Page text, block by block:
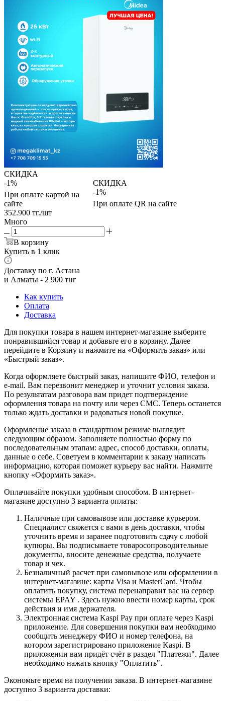
СКИДКА
-1%
При оплате картой на
сайте
СКИДКА
-1%
При оплате QR на сайте
352.900 тг./шт
Много
В корзину
Купить в 1 клик
Доставку по г. Астана
и Алматы - 2 900 тнг
Как купить
Оплата
Доставка
Для покупки товара в нашем интернет-магазине выберите
понравившийся товар и добавьте его в корзину. Далее
перейдите в Корзину и нажмите на «Оформить заказ» или
«Быстрый заказ».
Когда оформляете быстрый заказ, напишите ФИО, телефон и
e-mail. Вам перезвонит менеджер и уточнит условия заказа.
По результатам разговора вам придет подтверждение
оформления товара на почту или через СМС. Теперь останется
только ждать доставки и радоваться новой покупке.
Оформление заказа в стандартном режиме выглядит
следующим образом. Заполняете полностью форму по
последовательным этапам: адрес, способ доставки, оплаты,
данные о себе. Советуем в комментарии к заказу написать
информацию, которая поможет курьеру вас найти. Нажмите
кнопку «Оформить заказ».
Оплачивайте покупки удобным способом. В интернет-
магазине доступно 3 варианта оплаты:
Наличные при самовывозе или доставке курьером.
Специалист свяжется с вами в день доставки, чтобы
уточнить время и заранее подготовить сдачу с любой
купюры. Вы подписываете товаросопроводительные
документы, вносите денежные средства, получаете
товар и чек.
Безналичный расчет при самовывозе или оформлении в
интернет-магазине: карты Visa и MasterCard. Чтобы
оплатить покупку, система перенаправит вас на сервер
системы EPAY . Здесь нужно ввести номер карты, срок
действия и имя держателя.
Электронная система Kaspi Pay при оплате через Kaspi
приложение. Для совершения покупки вам необходимо
сообщить менеджеру ФИО и номер телефона, на
котором зарегистрировано приложение Kaspi. В
приложении вам придёт счёт в раздел "Платежи". Далее
необходимо нажать кнопку "Оплатить".
Экономьте время на получении заказа. В интернет-магазине
доступно 3 варианта доставки: